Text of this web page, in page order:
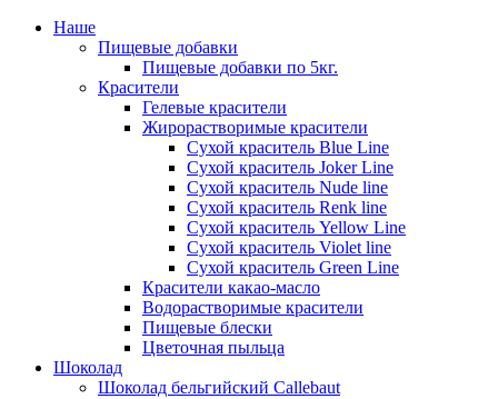
Наше
Пищевые добавки
Пищевые добавки по 5кг.
Красители
Гелевые красители
Жирорастворимые красители
Сухой краситель Blue Line
Сухой краситель Joker Line
Сухой краситель Nude line
Сухой краситель Renk line
Сухой краситель Yellow Line
Сухой краситель Violet line
Сухой краситель Green Line
Красители какао-масло
Водорастворимые красители
Пищевые блески
Цветочная пыльца
Шоколад
Шоколад бельгийский Callebaut